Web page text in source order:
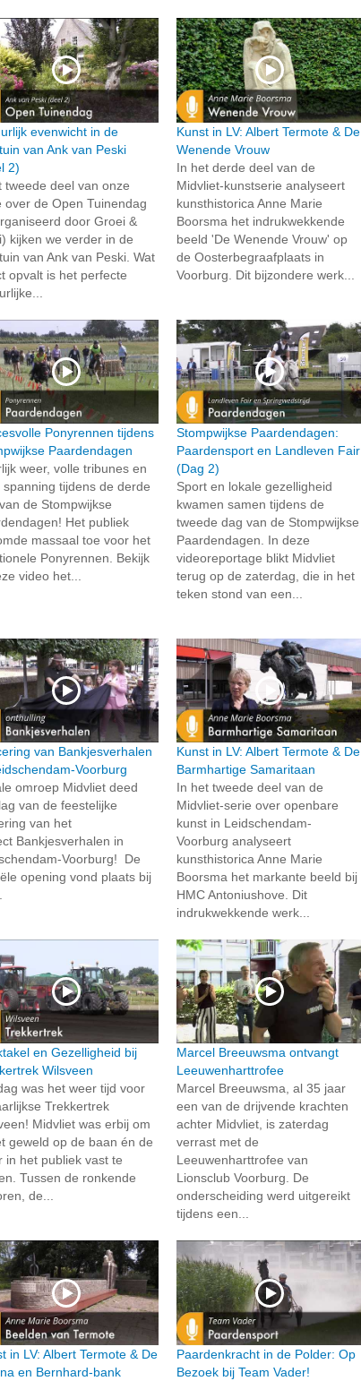
evenwicht in de
van Ank van Peski
2)
tweede deel van onze
over de Open Tuinendag
door Groei &
kijken we verder in de
van Ank van Peski. Wat
opvalt is het perfecte
Kunst in LV: Albert Termote & De
Wenende Vrouw
In het derde deel van de
Midvliet-kunstserie analyseert
kunsthistorica Anne Marie
Boorsma het indrukwekkende
beeld 'De Wenende Vrouw' op
de Oosterbegraafplaats in
Voorburg. Dit bijzondere werk...
Ponyrennen tijdens
Paardendagen
weer, volle tribunes en
spanning tijdens de derde
de Stompwijkse
Het publiek
massaal toe voor het
Ponyrennen. Bekijk
video het...
Stompwijkse Paardendagen:
Paardensport en Landleven Fair
(Dag 2)
Sport en lokale gezelligheid
kwamen samen tijdens de
tweede dag van de Stompwijkse
Paardendagen. In deze
videoreportage blikt Midvliet
terug op de zaterdag, die in het
teken stond van een...
van Bankjesverhalen
Voorburg
omroep Midvliet deed
van de feestelijke
van het
Bankjesverhalen in
Voorburg! De
opening vond plaats bij
Kunst in LV: Albert Termote & De
Barmhartige Samaritaan
In het tweede deel van de
Midvliet-serie over openbare
kunst in Leidschendam-
Voorburg analyseert
kunsthistorica Anne Marie
Boorsma het markante beeld bij
HMC Antoniushove. Dit
indrukwekkende werk...
en Gezelligheid bij
Wilsveen
was het weer tijd voor
Trekkertrek
Midvliet was erbij om
geweld op de baan én de
in het publiek vast te
Tussen de ronkende
de...
Marcel Breeuwsma ontvangt
Leeuwenharttrofee
Marcel Breeuwsma, al 35 jaar
een van de drijvende krachten
achter Midvliet, is zaterdag
verrast met de
Leeuwenharttrofee van
Lionsclub Voorburg. De
onderscheiding werd uitgereikt
tijdens een...
in LV: Albert Termote & De
en Bernhard-bank
Paardenkracht in de Polder: Op
Bezoek bij Team Vader!